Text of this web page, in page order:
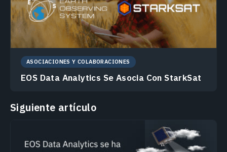
ASOCIACIONES Y COLABORACIONES
EOS Data Analytics Se Asocia Con StarkSat
Siguiente artículo